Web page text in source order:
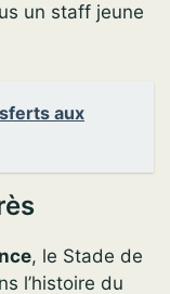
un staff jeune
aux
, le Stade de
l’histoire du